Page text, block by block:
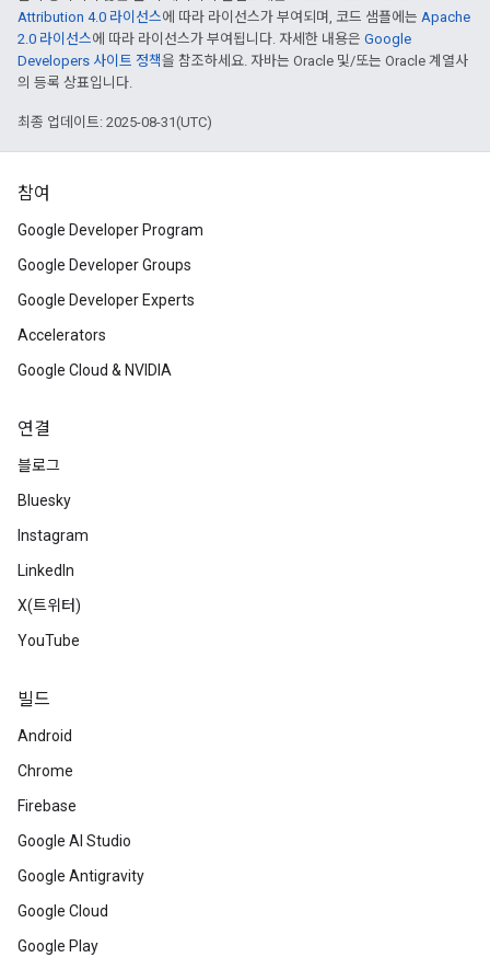
Attribution 4.0 라이선스에 따라 라이선스가 부여되며, 코드 샘플에는 Apache
2.0 라이선스에 따라 라이선스가 부여됩니다. 자세한 내용은 Google
Developers 사이트 정책을 참조하세요. 자바는 Oracle 및/또는 Oracle 계열사
의 등록 상표입니다.
최종 업데이트: 2025-08-31(UTC)
참여
Google Developer Program
Google Developer Groups
Google Developer Experts
Accelerators
Google Cloud & NVIDIA
연결
블로그
Bluesky
Instagram
LinkedIn
X(트위터)
YouTube
빌드
Android
Chrome
Firebase
Google AI Studio
Google Antigravity
Google Cloud
Google Play